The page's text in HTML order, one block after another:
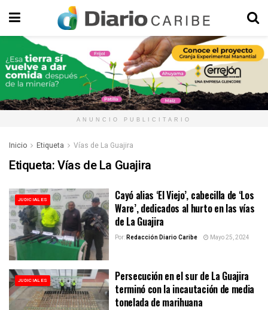
ANUNCIO PUBLICITARIO
Inicio Etiqueta Vías de La Guajira
Etiqueta:Vías de La Guajira
JUDICIALES
Cayó alias ‘El Viejo’, cabecilla de ‘Los
Ware’, dedicados al hurto en las vías
de La Guajira
Por:Redacción Diario Caribe Mayo 25, 2024
JUDICIALES
Persecución en el sur de La Guajira
terminó con la incautación de media
tonelada de marihuana